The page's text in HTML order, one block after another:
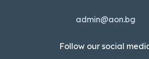
admin@aon.bg
Follow our social